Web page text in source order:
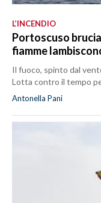
L’INCENDIO
Portoscuso
fiamme
Il fuoco, spinto dal
Lotta contro il tempo
Antonella Pani